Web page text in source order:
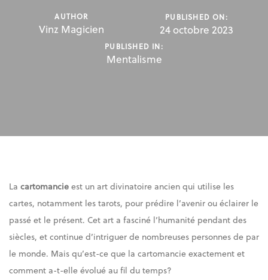
AUTHOR
Vinz Magicien
PUBLISHED ON:
24 octobre 2023
PUBLISHED IN:
Mentalisme
La cartomancieest un art divinatoire ancien qui utilise les
cartes, notamment les tarots, pour prédire l’avenir ou éclairer le
passé et le présent. Cet art a fasciné l’humanité pendant des
siècles, et continue d’intriguer de nombreuses personnes de par
le monde. Mais qu’est-ce que la cartomancie exactement et
comment a-t-elle évolué au fil du temps?